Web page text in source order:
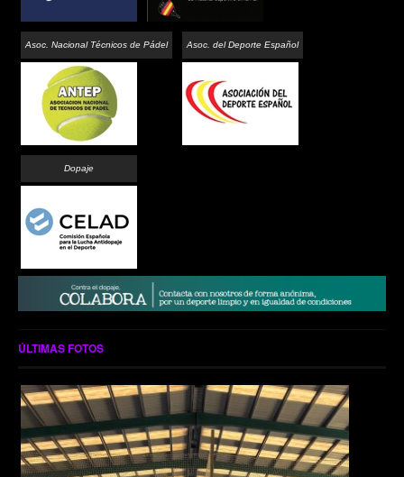
Asoc. Nacional Técnicos de Pádel Asoc. del Deporte Español
Dopaje
ÚLTIMAS FOTOS